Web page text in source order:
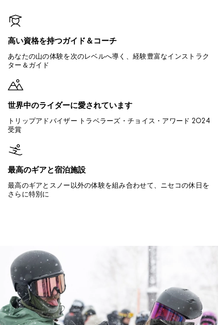
高い資格を持つガイド＆コーチ
あなたの山の体験を次のレベルへ導く、経験豊富なインストラク
ター＆ガイド
世界中のライダーに愛されています
トリップアドバイザー トラベラーズ・チョイス・アワード 2024
受賞
最高のギアと宿泊施設
最高のギアとスノー以外の体験を組み合わせて、ニセコの休日を
さらに特別に